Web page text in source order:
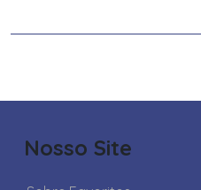
Nosso Site